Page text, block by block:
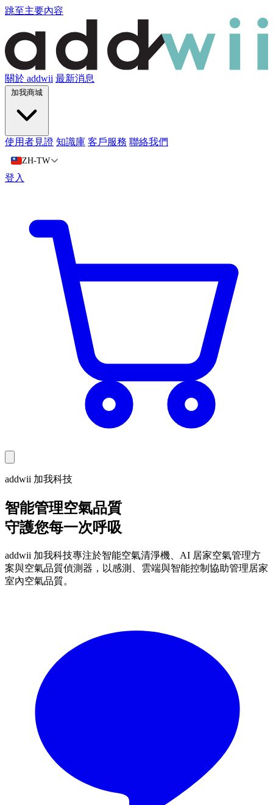
跳至主要內容
關於 addwii 最新消息
加我商城
使用者見證 知識庫 客戶服務 聯絡我們
ZH-TW
登入
addwii 加我科技
智能管理空氣品質
守護您每一次呼吸
addwii 加我科技專注於智能空氣清淨機、AI 居家空氣管理方
案與空氣品質偵測器，以感測、雲端與智能控制協助管理居家
室內空氣品質。